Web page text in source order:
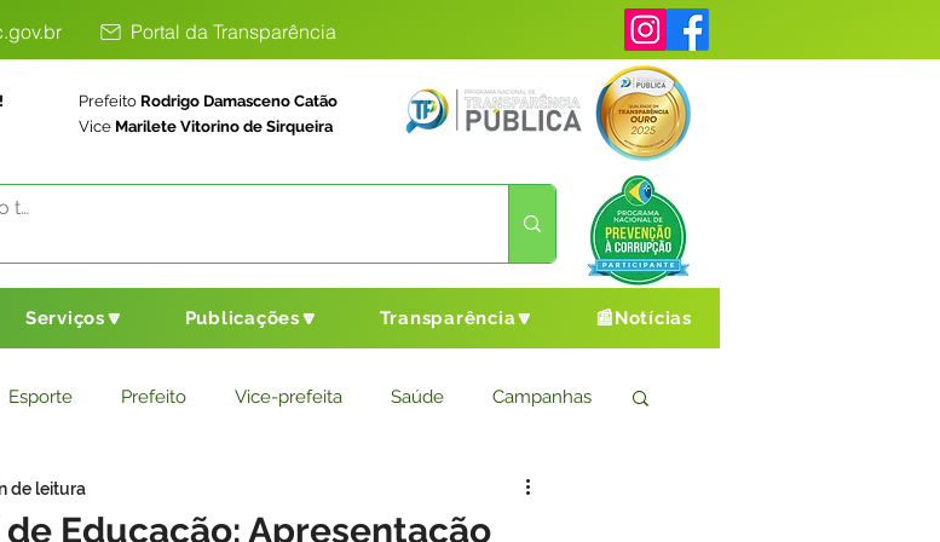
Portal da Transparência
Prefeito Rodrigo Damasceno Catão
Vice Marilete Vitorino de Sirqueira
Serviços🔽 Publicações🔽 Transparência🔽 📰Notícias
Esporte Prefeito Vice-prefeita Saúde Campanhas
Básico Cultura e Esporte
Educação: Apresentação
de leitura